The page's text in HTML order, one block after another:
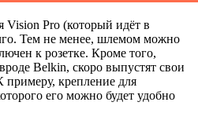
Vision Pro (который идёт в
Тем не менее, шлемом можно
к розетке. Кроме того,
Belkin, скоро выпустят свои
примеру, крепление для
его можно будет удобно